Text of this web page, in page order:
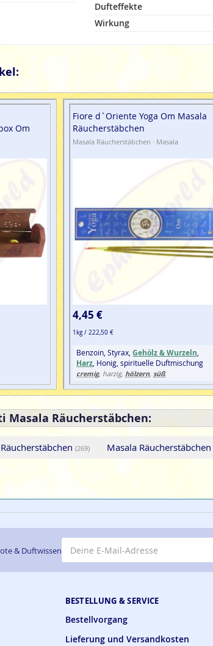
Dufteffekte
Wirkung
Om
Fiore d`Oriente Yoga Om Masala
Räucherstäbchen
Masala Räucherstäbchen · Masala
4,45 €
1kg / 222,50 €
Benzoin, Styrax,Gehölz & Wurzeln
Harz , Honig, spirituelle Duftmischung
cremig, harzig, hölzern,süß
Masala Räucherstäbchen:
(269) Masala Räucherstäbchen
BESTELLUNG & SERVICE
Bestellvorgang
Lieferung und Versandkosten
& Duftwissen